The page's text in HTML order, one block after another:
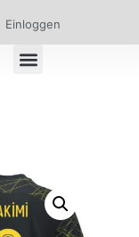
Einloggen